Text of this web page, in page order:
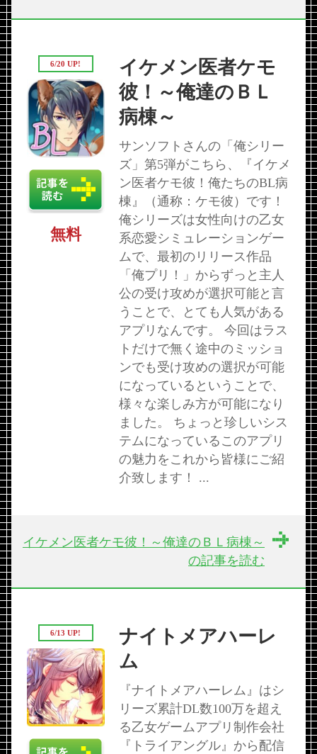
イケメン医者ケモ
彼！～俺達のＢＬ
病棟～
サンソフトさんの「俺シリー
ズ」第5弾がこちら、『イケメ
ン医者ケモ彼！俺たちのBL病
棟』（通称：ケモ彼）です！
俺シリーズは女性向けの乙女
系恋愛シミュレーションゲー
ムで、最初のリリース作品
「俺プリ！」からずっと主人
公の受け攻めが選択可能と言
うことで、とても人気がある
アプリなんです。 今回はラス
トだけで無く途中のミッショ
ンでも受け攻めの選択が可能
になっているということで、
様々な楽しみ方が可能になり
ました。 ちょっと珍しいシス
テムになっているこのアプリ
の魅力をこれから皆様にご紹
介致します！ ...
6/20 UP!
無料
イケメン医者ケモ彼！～俺達のＢＬ病棟～
の記事を読む
ナイトメアハーレ
ム
『ナイトメアハーレム』はシ
リーズ累計DL数100万を超え
る乙女ゲームアプリ制作会社
『トライアングル』から配信
6/13 UP!